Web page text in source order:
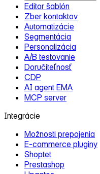
Editor šablón
Zber kontaktov
Automatizácie
Segmentácia
Personalizácia
A/B testovanie
Doručiteľnosť
CDP
AI agent EMA
MCP server
Integrácie
Možnosti prepojenia
E‑commerce pluginy
Shoptet
Prestashop